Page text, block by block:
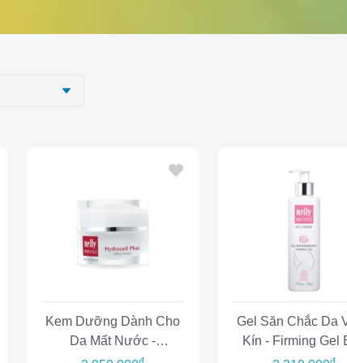
Kem Dưỡng Dành Cho
Da Mất Nước -
Hydrocell Plus Cream
Gel Săn Chắc Da
Kín - Firming Gel